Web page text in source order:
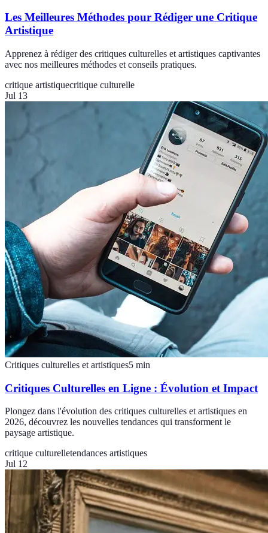
Les Meilleures Méthodes pour Rédiger une Critique
Artistique
Apprenez à rédiger des critiques culturelles et artistiques captivantes
avec nos meilleures méthodes et conseils pratiques.
critique artistiquecritique culturelle
Jul 13
Critiques culturelles et artistiques5 min
Critiques Culturelles en Ligne : Évolution et Impact
Plongez dans l'évolution des critiques culturelles et artistiques en
2026, découvrez les nouvelles tendances qui transforment le
paysage artistique.
critique culturelletendances artistiques
Jul 12